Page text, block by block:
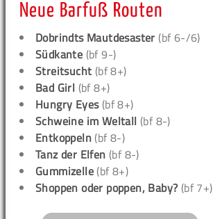
Neue Barfuß Routen
Dobrindts Mautdesaster (bf 6-/6)
Südkante (bf 9-)
Streitsucht (bf 8+)
Bad Girl (bf 8+)
Hungry Eyes(bf 8+)
Schweine im Weltall (bf 8-)
Entkoppeln (bf 8-)
Tanz der Elfen (bf 8-)
Gummizelle (bf 8+)
Shoppen oder poppen, Baby? (bf 7+)